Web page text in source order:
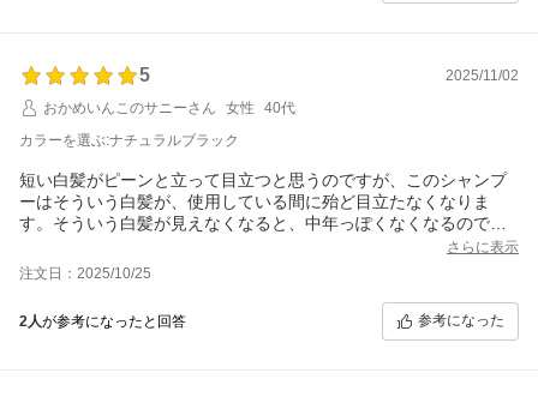
お安い時じゃないと買えませんが美容院で染めるかと思うと安い
のかなぁ。
5
2025/11/02
おかめいんこのサニーさん
女性
40代
カラーを選ぶ:ナチュラルブラック
短い白髪がピーンと立って目立つと思うのですが、このシャンプ
ーはそういう白髪が、使用している間に殆ど目立たなくなりま
す。そういう白髪が見えなくなると、中年っぽくなくなるので、
さらに表示
注文日：2025/10/25
2人が参考になったと回答 参考になった